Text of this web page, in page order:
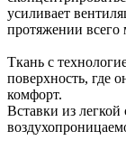
усиливает
протяжении всего
Ткань с
поверхность, где
комфорт.
Вставки из